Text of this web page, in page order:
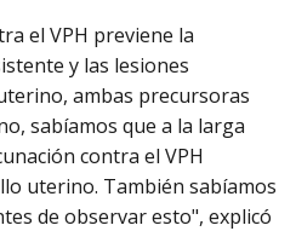
el VPH previene la
y las lesiones
ambas precursoras
sabíamos que a la larga
contra el VPH
uterino. También sabíamos
de observar esto", explicó